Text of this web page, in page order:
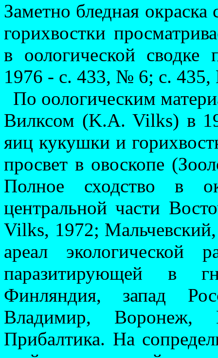
Заметно бледная
го­ри­хвостки
в оологической
1976 - с. 433, № 6; с.
По оологическим
Вилксом (K.A. Vilks) в
яиц кукушки и
просвет в ово­скопе
Пол­ное сходство в
центральной части
Vilks, 1972;
ареал экологической
паразитирующей в
Финляндия, запад
Владимир, Воронеж,
Прибалтика. На